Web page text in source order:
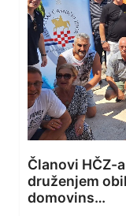
Članovi HČZ-
druženjem
domovins…